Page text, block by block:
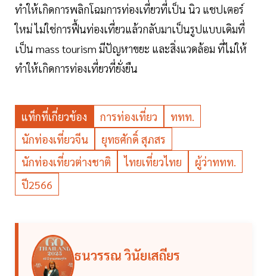
ทำให้เกิดการพลิกโฉมการท่องเที่ยวที่เป็น นิว แชปเตอร์
ใหม่ ไม่ใช่การฟื้นท่องเที่ยวแล้วกลับมาเป็นรูปแบบเดิมที่
เป็น mass tourism มีปัญหาขยะ และสิ่งแวดล้อม ที่ไม่ให้
ทำให้เกิดการท่องเที่ยวที่ยั่งยืน
แท็กที่เกี่ยวข้อง การท่องเที่ยว
ททท.
นักท่องเที่ยวจีน
ยุทธศักดิ์ สุภสร
นักท่องเที่ยวต่างชาติ
ไทยเที่ยวไทย
ผู้ว่าททท.
ปี2566
ธนวรรณ วินัยเสถียร